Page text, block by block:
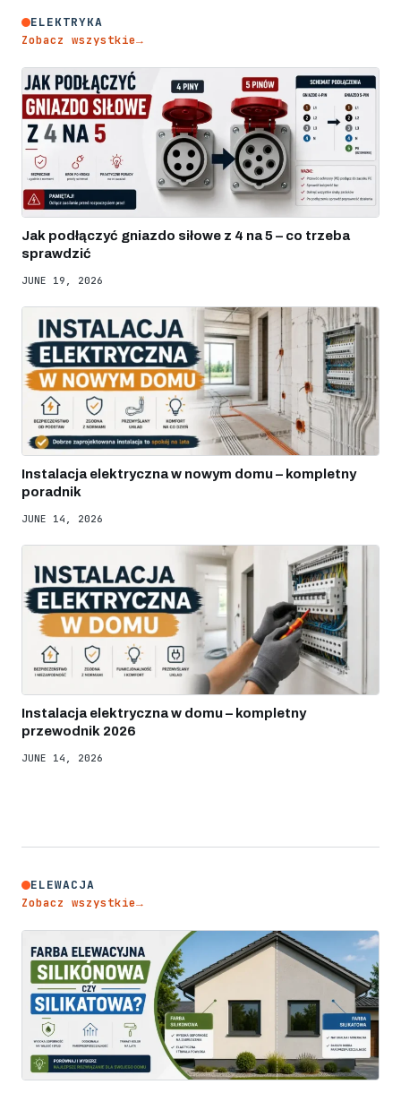
ELEKTRYKA
Zobacz wszystkie→
Jak podłączyć gniazdo siłowe z 4 na 5 – co trzeba
sprawdzić
JUNE 19, 2026
Instalacja elektryczna w nowym domu – kompletny
poradnik
JUNE 14, 2026
Instalacja elektryczna w domu – kompletny
przewodnik 2026
JUNE 14, 2026
ELEWACJA
Zobacz wszystkie→